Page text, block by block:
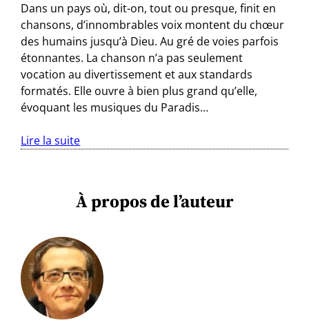
Dans un pays où, dit-on, tout ou presque, finit en
chansons, d’innombrables voix montent du chœur
des humains jusqu’à Dieu. Au gré de voies parfois
étonnantes. La chanson n’a pas seulement
vocation au divertissement et aux standards
formatés. Elle ouvre à bien plus grand qu’elle,
évoquant les musiques du Paradis…
Lire la suite
À propos de l’auteur